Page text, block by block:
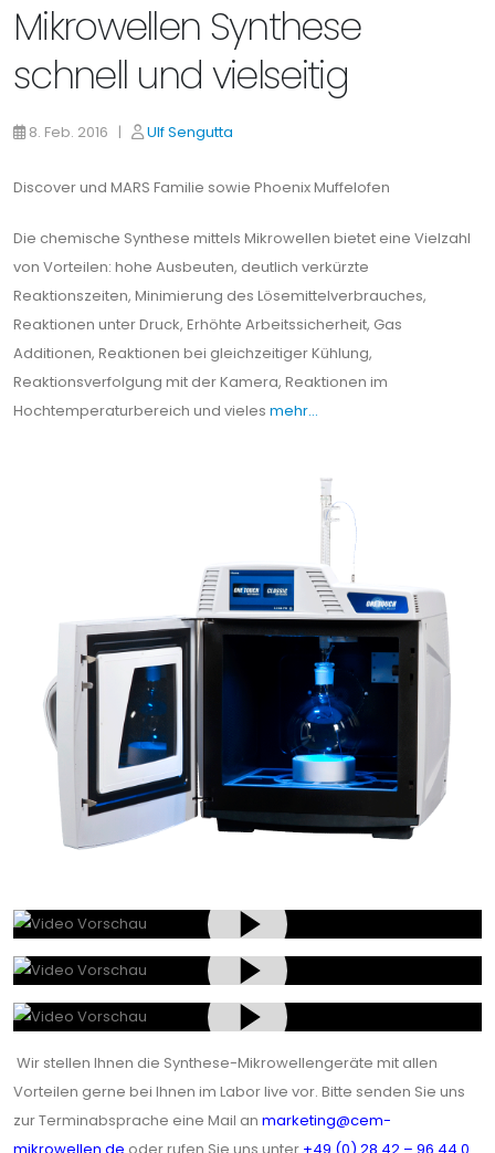
Mikrowellen Synthese
schnell und vielseitig
8. Feb. 2016 | Ulf Sengutta
Discover und MARS Familie sowie Phoenix Muffelofen
Die chemische Synthese mittels Mikrowellen bietet eine Vielzahl
von Vorteilen: hohe Ausbeuten, deutlich verkürzte
Reaktionszeiten, Minimierung des Lösemittelverbrauches,
Reaktionen unter Druck, Erhöhte Arbeitssicherheit, Gas
Additionen, Reaktionen bei gleichzeitiger Kühlung,
Reaktionsverfolgung mit der Kamera, Reaktionen im
Hochtemperaturbereich und vieles mehr…
Wir stellen Ihnen die Synthese-Mikrowellengeräte mit allen
Vorteilen gerne bei Ihnen im Labor live vor. Bitte senden Sie uns
zur Terminabsprache eine Mail an marketing@cem-